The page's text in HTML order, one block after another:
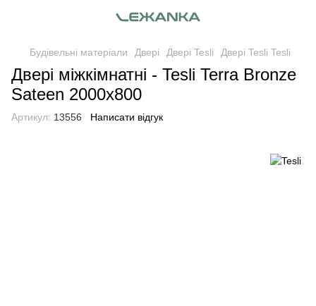
Будівельні матеріали Двері Двері Tesli Двері Tesli Tesli
Двері міжкімнатні - Tesli Terra Bronze
Sateen 2000х800
Артикул: 13556 Написати відгук